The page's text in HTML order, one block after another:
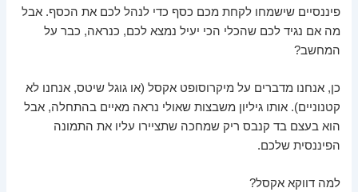
פיננסיים שישמחו לקחת מכם כסף כדי לנהל לכם את הכסף. אבל
מה אם נגיד לכם שהכלי הכי יעיל נמצא לכם, כנראה, כבר על
המחשב?
כן, אנחנו מדברים על מיקרוסופט אקסל (או גוגל שיטס, אנחנו לא
קטנוניים). אותו גיליון משבצות שאולי נראה מאיים בהתחלה, אבל
הוא בעצם בד קנבס ריק שמחכה שתציירו עליו את התמונה
הפיננסית שלכם.
למה דווקא אקסל?